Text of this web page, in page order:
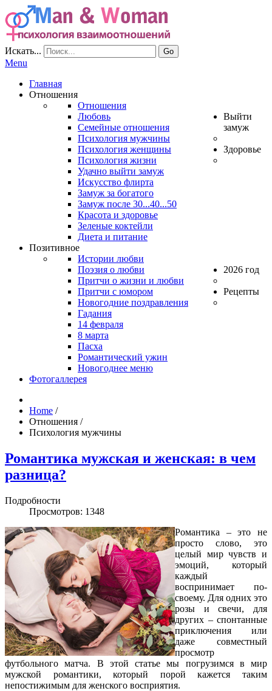
Искать... Go
Menu
Главная
Отношения
Отношения
Любовь
Семейные отношения
Психология мужчины
Психология женщины
Психология жизни
Выйти
замуж
Удачно выйти замуж
Искусство флирта
Замуж за богатого
Замуж после 30...40...50
Здоровье
Красота и здоровье
Зеленые коктейли
Диета и питание
Позитивное
Истории любви
Поэзия о любви
Притчи о жизни и любви
Притчи с юмором
2026 год
Новогодние поздравления
Гадания
14 февраля
8 марта
Рецепты
Пасха
Романтический ужин
Новогоднее меню
Фотогаллерея
Home /
Отношения /
Психология мужчины
Романтика мужская и женская: в чем
разница?
Подробности
Просмотров: 1348
Романтика – это не
просто слово, это
целый мир чувств и
эмоций, который
каждый
воспринимает по-
своему. Для одних это
розы и свечи, для
других – спонтанные
приключения или
даже совместный
просмотр
футбольного матча. В этой статье мы погрузимся в мир
мужской романтики, который порой кажется таким
непостижимым для женского восприятия.